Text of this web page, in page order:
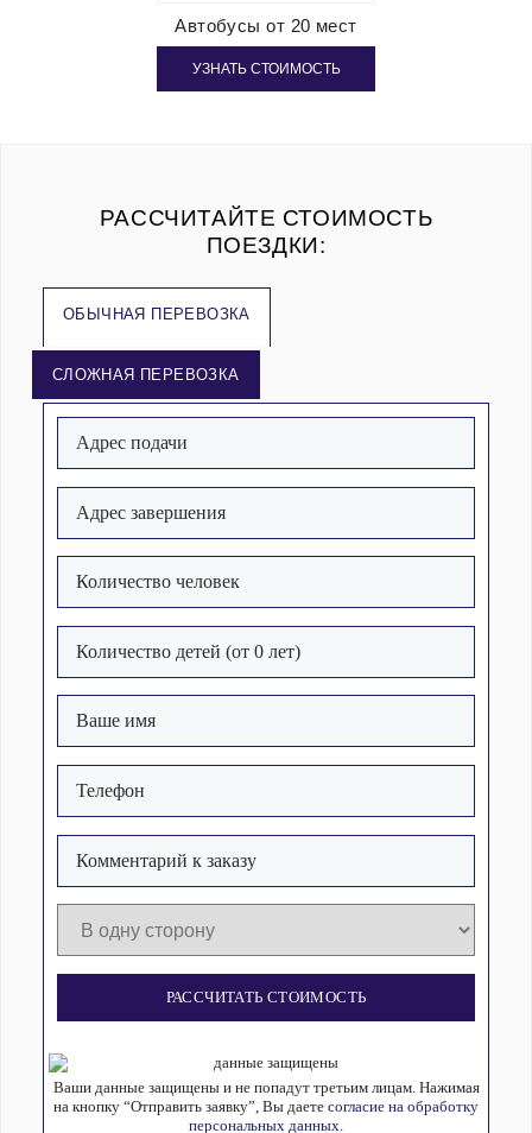
Автобусы от 20 мест
УЗНАТЬ СТОИМОСТЬ
РАССЧИТАЙТЕ СТОИМОСТЬ
ПОЕЗДКИ:
ОБЫЧНАЯ ПЕРЕВОЗКА
СЛОЖНАЯ ПЕРЕВОЗКА
РАССЧИТАТЬ СТОИМОСТЬ
Ваши данные защищены и не попадут третьим лицам. Нажимая
на кнопку “Отправить заявку”, Вы даете согласие на обработку
персональных данных.